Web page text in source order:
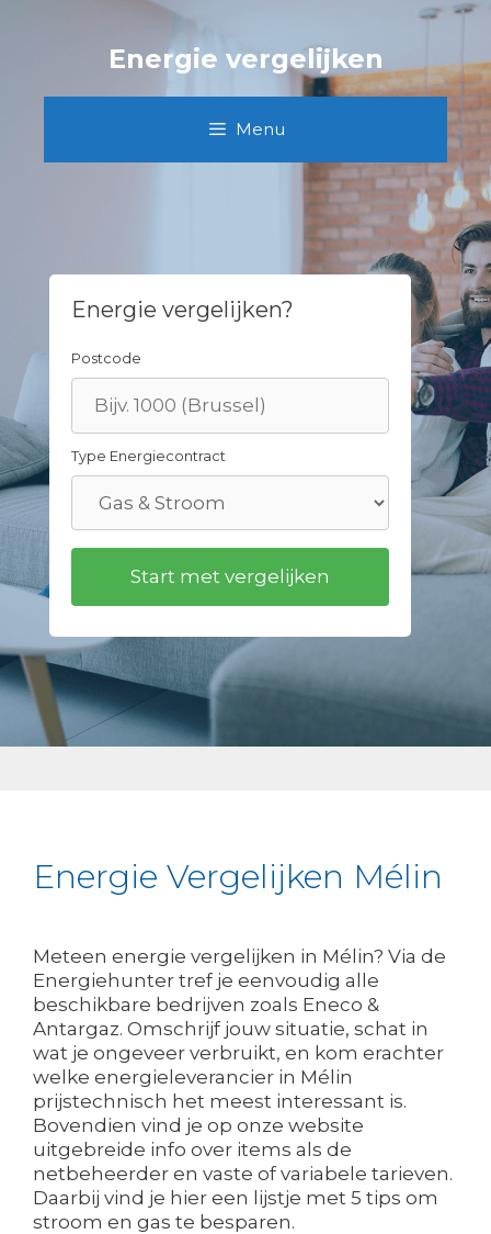
Energie vergelijken
Menu
Energie vergelijken?
Postcode
Type Energiecontract
Energie Vergelijken Mélin
Meteen energie vergelijken in Mélin? Via de
Energiehunter tref je eenvoudig alle
beschikbare bedrijven zoals Eneco &
Antargaz. Omschrijf jouw situatie, schat in
wat je ongeveer verbruikt, en kom erachter
welke energieleverancier in Mélin
prijstechnisch het meest interessant is.
Bovendien vind je op onze website
uitgebreide info over items als de
netbeheerder en vaste of variabele tarieven.
Daarbij vind je hier een lijstje met 5 tips om
stroom en gas te besparen.